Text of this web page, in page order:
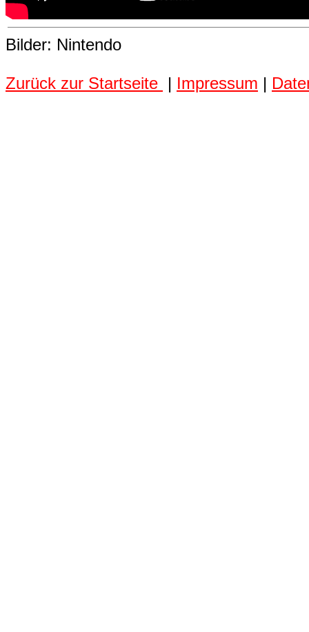
Bilder: Nintendo
Zurück zur Startseite | Impressum |